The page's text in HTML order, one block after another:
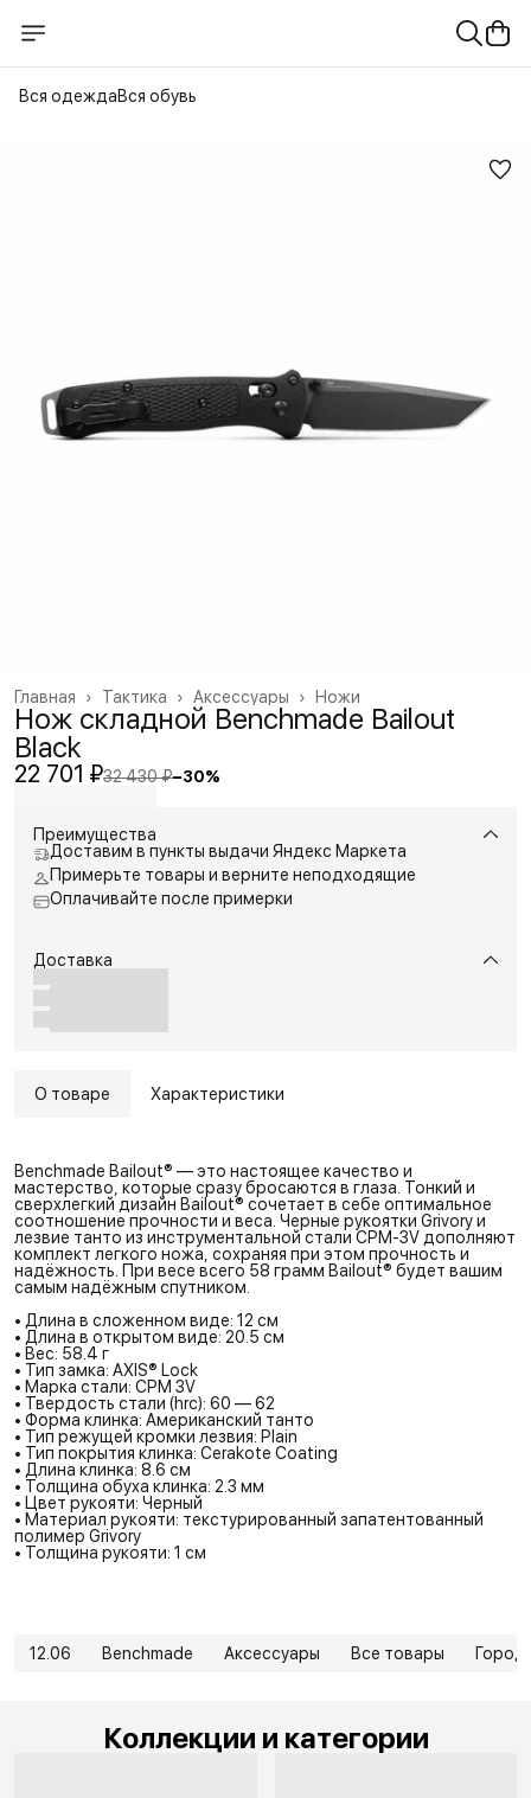
Вся одеждаВся обувь
Ножи
Аксессуары ›
Тактика ›
Главная ›
Нож складной Benchmade Bailout
Black
22 701 ₽32 430 ₽−30%
Преимущества
Доставим в пункты выдачи Яндекс Маркета
Примерьте товары и верните неподходящие
Оплачивайте после примерки
Доставка
О товаре Характеристики
Benchmade Bailout® — это настоящее качество и
мастерство, которые сразу бросаются в глаза. Тонкий и
сверхлегкий дизайн Bailout® сочетает в себе оптимальное
соотношение прочности и веса. Черные рукоятки Grivory и
лезвие танто из инструментальной стали CPM-3V дополняют
комплект легкого ножа, сохраняя при этом прочность и
надёжность. При весе всего 58 грамм Bailout® будет вашим
самым надёжным спутником.
• Длина в сложенном виде: 12 см
• Длина в открытом виде: 20.5 см
• Вес: 58.4 г
• Тип замка: AXIS® Lock
• Марка стали: CPM 3V
• Твердость стали (hrc): 60 — 62
• Форма клинка: Американский танто
• Тип режущей кромки лезвия: Plain
• Тип покрытия клинка: Cerakote Coating
• Длина клинка: 8.6 см
• Толщина обуха клинка: 2.3 мм
• Цвет рукояти: Черный
• Материал рукояти: текстурированный запатентованный
полимер Grivory
• Толщина рукояти: 1 см
12.06 Benchmade Аксессуары Все товары Город
Коллекции и категории